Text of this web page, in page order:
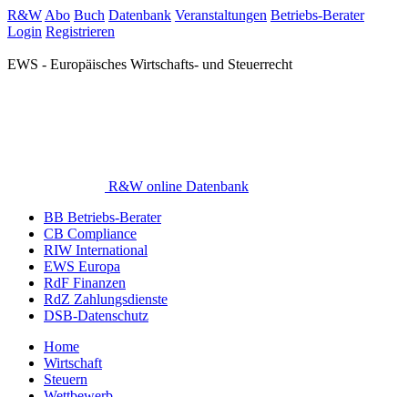
R&W Abo Buch Datenbank Veranstaltungen Betriebs-Berater
Login Registrieren
EWS - Europäisches Wirtschafts- und Steuerrecht
R&W online Datenbank
BB Betriebs-Berater
CB Compliance
RIW International
EWS Europa
RdF Finanzen
RdZ Zahlungsdienste
DSB-Datenschutz
Home
Wirtschaft
Steuern